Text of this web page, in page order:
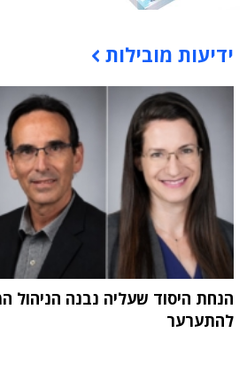
תוכן פרסומי
ידיעות מובילות
הנחת היסוד שעליה נבנה הניהול
להתערער